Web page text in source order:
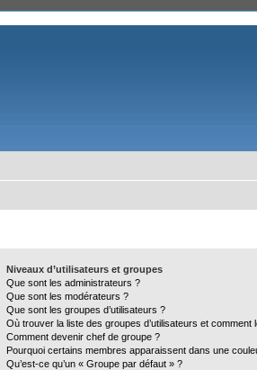
Niveaux d’utilisateurs et groupes
Que sont les administrateurs ?
Que sont les modérateurs ?
Que sont les groupes d’utilisateurs ?
Où trouver la liste des groupes d’utilisateurs et comment
Comment devenir chef de groupe ?
Pourquoi certains membres apparaissent dans une
Qu’est-ce qu’un « Groupe par défaut » ?